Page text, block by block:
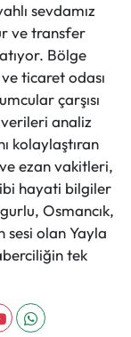
sevdamız
ve transfer
Bölge
ticaret odası
çarşısı
analiz
kolaylaştıran
ezan vakitleri,
hayati bilgiler
Osmancık,
olan Yayla
tek